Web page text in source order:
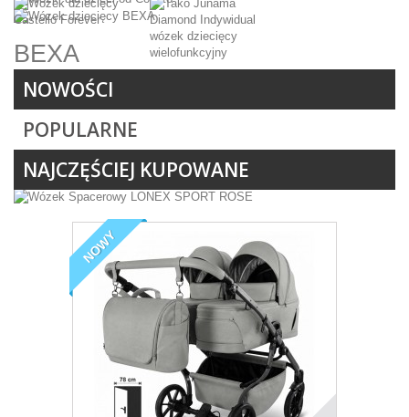
BEXA
Shop now !
CAVA
Sport ROSE
NOWOŚCI
POPULARNE
NAJCZĘŚCIEJ KUPOWANE
NOWY